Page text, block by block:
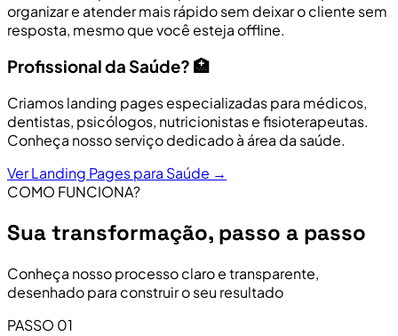
organizar e atender mais rápido sem deixar o cliente sem
resposta, mesmo que você esteja offline.
Profissional da Saúde? 🏥
Criamos landing pages especializadas para médicos,
dentistas, psicólogos, nutricionistas e fisioterapeutas.
Conheça nosso serviço dedicado à área da saúde.
Ver Landing Pages para Saúde →
COMO FUNCIONA?
Sua transformação, passo a passo
Conheça nosso processo claro e transparente,
desenhado para construir o seu resultado
PASSO 01